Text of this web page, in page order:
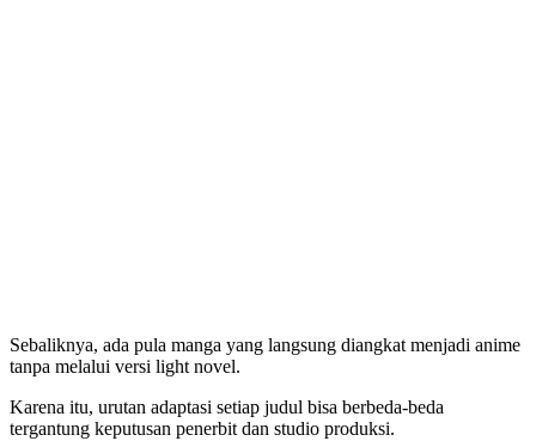
Sebaliknya, ada pula manga yang langsung diangkat menjadi anime
tanpa melalui versi light novel.
Karena itu, urutan adaptasi setiap judul bisa berbeda-beda
tergantung keputusan penerbit dan studio produksi.